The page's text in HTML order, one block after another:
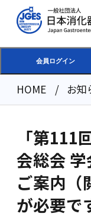
会員ログイン
HOME お知
「第111
会総会
ご案内（
が必要で